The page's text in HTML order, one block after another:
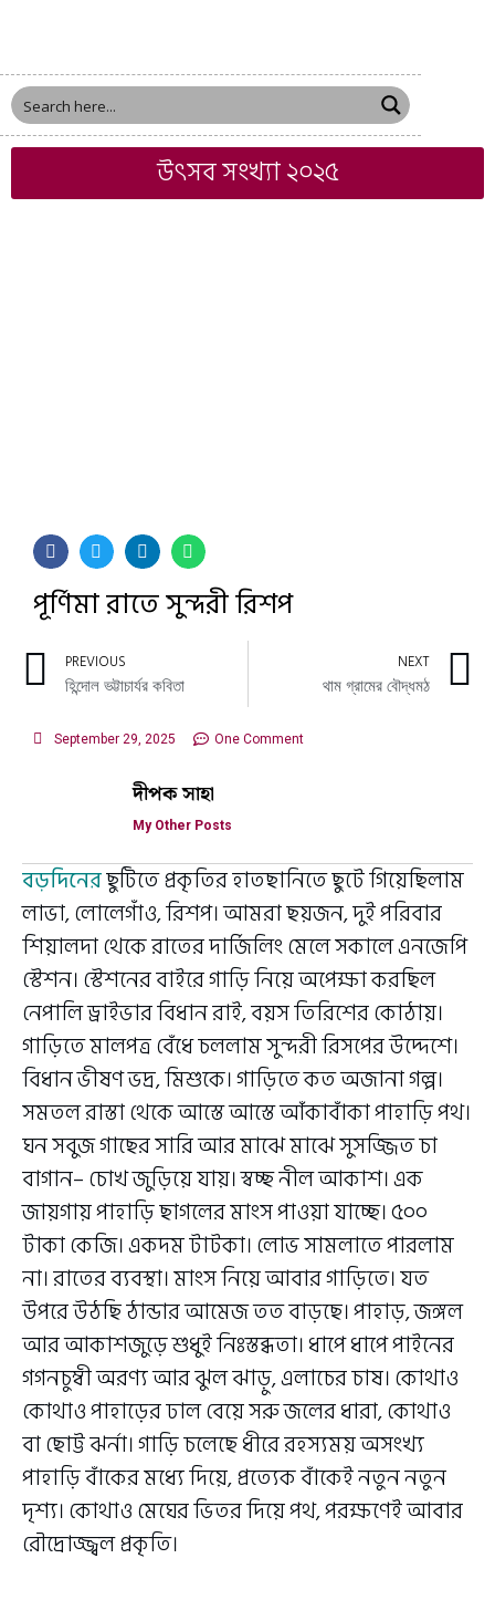
উৎসব সংখ্যা ২০২৫
পূর্ণিমা রাতে সুন্দরী রিশপ
PREVIOUS
হিন্দোল ভট্টাচার্যর কবিতা
NEXT
থাম গ্রামের বৌদ্ধমঠ
September 29, 2025 One Comment
দীপক সাহা
My Other Posts
বড়দিনেরছুটিতে প্রকৃতির হাতছানিতে ছুটে গিয়েছিলাম
লাভা, লোলেগাঁও, রিশপ। আমরা ছয়জন, দুই পরিবার
শিয়ালদা থেকে রাতের দার্জিলিং মেলে সকালে এনজেপি
স্টেশন। স্টেশনের বাইরে গাড়ি নিয়ে অপেক্ষা করছিল
নেপালি ড্রাইভার বিধান রাই, বয়স তিরিশের কোঠায়।
গাড়িতে মালপত্র বেঁধে চললাম সুন্দরী রিসপের উদ্দেশে।
বিধান ভীষণ ভদ্র, মিশুকে। গাড়িতে কত অজানা গল্প।
সমতল রাস্তা থেকে আস্তে আস্তে আঁকাবাঁকা পাহাড়ি পথ।
ঘন সবুজ গাছের সারি আর মাঝে মাঝে সুসজ্জিত চা
বাগান– চোখ জুড়িয়ে যায়। স্বচ্ছ নীল আকাশ। এক
জায়গায় পাহাড়ি ছাগলের মাংস পাওয়া যাচ্ছে। ৫০০
টাকা কেজি। একদম টাটকা। লোভ সামলাতে পারলাম
না। রাতের ব্যবস্থা। মাংস নিয়ে আবার গাড়িতে। যত
উপরে উঠছি ঠান্ডার আমেজ তত বাড়ছে। পাহাড়, জঙ্গল
আর আকাশজুড়ে শুধুই নিঃস্তব্ধতা। ধাপে ধাপে পাইনের
গগনচুম্বী অরণ্য আর ঝুল ঝাড়ু, এলাচের চাষ। কোথাও
কোথাও পাহাড়ের ঢাল বেয়ে সরু জলের ধারা, কোথাও
বা ছোট্ট ঝর্না। গাড়ি চলেছে ধীরে রহস্যময় অসংখ্য
পাহাড়ি বাঁকের মধ্যে দিয়ে, প্রত্যেক বাঁকেই নতুন নতুন
দৃশ্য। কোথাও মেঘের ভিতর দিয়ে পথ, পরক্ষণেই আবার
রৌদ্রোজ্জ্বল প্রকৃতি।